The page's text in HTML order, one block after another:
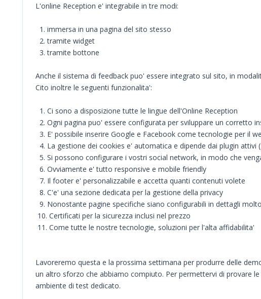
L'online Reception e' integrabile in tre modi:
1. immersa in una pagina del sito stesso
2. tramite widget
3. tramite bottone
Anche il sistema di feedback puo' essere integrato sul sito, in
Cito inoltre le seguenti funzionalita':
1. Ci sono a disposizione tutte le lingue dell'Online Reception
2. Ogni pagina puo' essere configurata per sviluppare un corretto
3. E' possibile inserire Google e Facebook come tecnologie per il
4. La gestione dei cookies e' automatica e dipende dai plugin attivi
5. Si possono configurare i vostri social network, in modo che
6. Ovviamente e' tutto responsive e mobile friendly
7. Il footer e' personalizzabile e accetta quanti contenuti volete
8. C'e' una sezione dedicata per la gestione della privacy
9. Nonostante pagine specifiche siano configurabili in dettagli
10. Certificati per la sicurezza inclusi nel prezzo
11. Come tutte le nostre tecnologie, soluzioni per l'alta affidabilita'
Lavoreremo questa e la prossima settimana per produrre delle
un altro sforzo che abbiamo compiuto. Per permettervi di provare
ambiente di test dedicato.